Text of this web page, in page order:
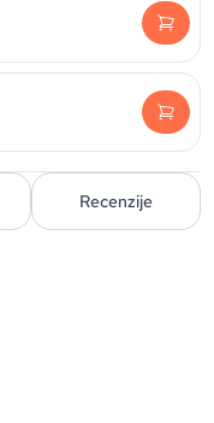
Recenzije